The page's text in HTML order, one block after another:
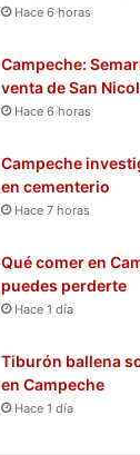
Hace 6 horas
Campeche:
venta de San
Hace 6 horas
Campeche
en cementerio
Hace 7 horas
Qué comer en
puedes perderte
Hace 1 día
Tiburón ballena
en Campeche
Hace 1 día